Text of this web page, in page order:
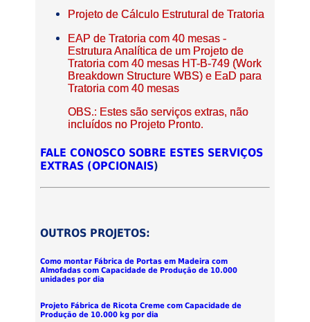
Projeto de Cálculo Estrutural de Tratoria
EAP de Tratoria com 40 mesas -
Estrutura Analítica de um Projeto de
Tratoria com 40 mesas HT-B-749 (Work
Breakdown Structure WBS) e EaD para
Tratoria com 40 mesas
OBS.: Estes são serviços extras, não
incluídos no Projeto Pronto.
FALE CONOSCO SOBRE ESTES SERVIÇOS
EXTRAS (OPCIONAIS)
OUTROS PROJETOS:
Como montar Fábrica de Portas em Madeira com
Almofadas com Capacidade de Produção de 10.000
unidades por dia
Projeto Fábrica de Ricota Creme com Capacidade de
Produção de 10.000 kg por dia